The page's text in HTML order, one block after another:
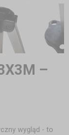
–
wygląd - to